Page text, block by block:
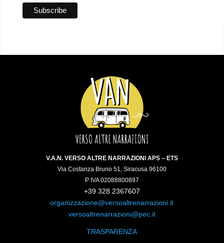
V.A.N. VERSO ALTRE NARRAZIONI APS – ETS
Via Costanza Bruno 51, Siracusa 96100
P IVA 02088800897
+39 328 2367607
organizzazione@versoaltrenarrazioni.it
versoaltrenarrazioni@pec.it
TRASPARENZA